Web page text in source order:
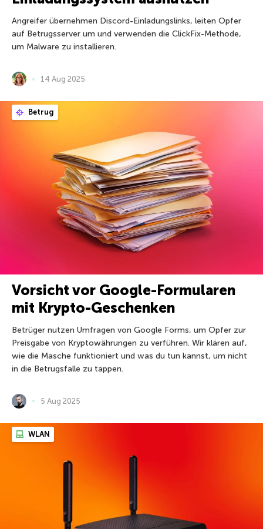
Angreifer übernehmen Discord-Einladungslinks, leiten Opfer
auf Betrugsserver um und verwenden die ClickFix-Methode,
um Malware zu installieren.
14 Aug 2025
Betrug
Vorsicht vor Google-Formularen
mit Krypto-Geschenken
Betrüger nutzen Umfragen von Google Forms, um Opfer zur
Preisgabe von Kryptowährungen zu verführen. Wir klären auf,
wie die Masche funktioniert und was du tun kannst, um nicht
in die Betrugsfalle zu tappen.
5 Aug 2025
WLAN